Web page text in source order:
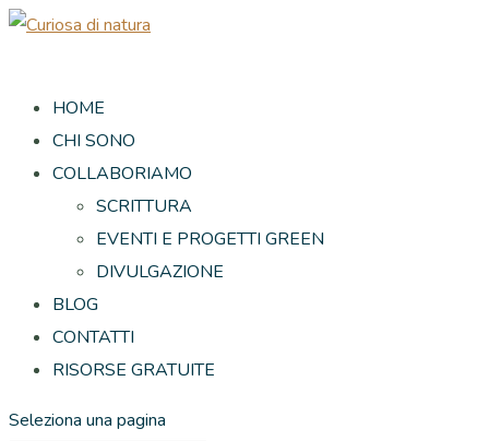
HOME
CHI SONO
COLLABORIAMO
SCRITTURA
EVENTI E PROGETTI GREEN
DIVULGAZIONE
BLOG
CONTATTI
RISORSE GRATUITE
Seleziona una pagina